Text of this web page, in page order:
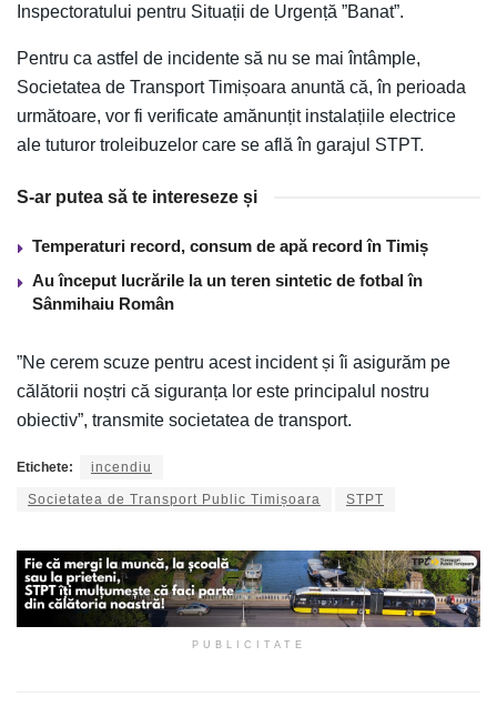
Inspectoratului pentru Situații de Urgență ”Banat”.
Pentru ca astfel de incidente să nu se mai întâmple,
Societatea de Transport Timișoara anuntă că, în perioada
următoare, vor fi verificate amănunțit instalațiile electrice
ale tuturor troleibuzelor care se află în garajul STPT.
S-ar putea să te intereseze și
Temperaturi record, consum de apă record în Timiș
Au început lucrările la un teren sintetic de fotbal în
Sânmihaiu Român
”Ne cerem scuze pentru acest incident și îi asigurăm pe
călătorii noștri că siguranța lor este principalul nostru
obiectiv”, transmite societatea de transport.
Etichete: incendiu
Societatea de Transport Public Timișoara STPT
PUBLICITATE